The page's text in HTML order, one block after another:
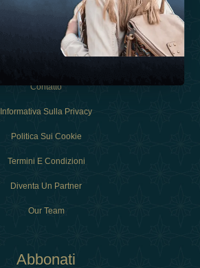
Esperienza
Contatto
Informativa Sulla Privacy
Politica Sui Cookie
Termini E Condizioni
Diventa Un Partner
Our Team
Abbonati